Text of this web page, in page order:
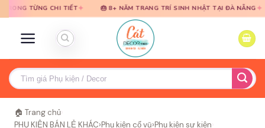
qua
qua
CHI TIẾT✦ 🎂 8+ NĂM TRANG TRÍ SINH NHẬT TẠI ĐÀ NẴNG ✦ 🎈
Tìm
kiếm:
🏠 Trang chủ
PHỤ KIỆN BÁN LẺ KHÁC›Phụ kiện cổ vũ›Phụ kiện sự kiện